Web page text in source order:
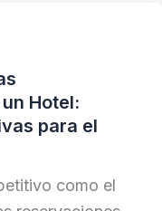
Hotel:
para el
como el